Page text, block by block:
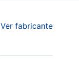
Ver fabricante